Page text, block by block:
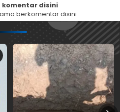
komentar disini
berkomentar disini